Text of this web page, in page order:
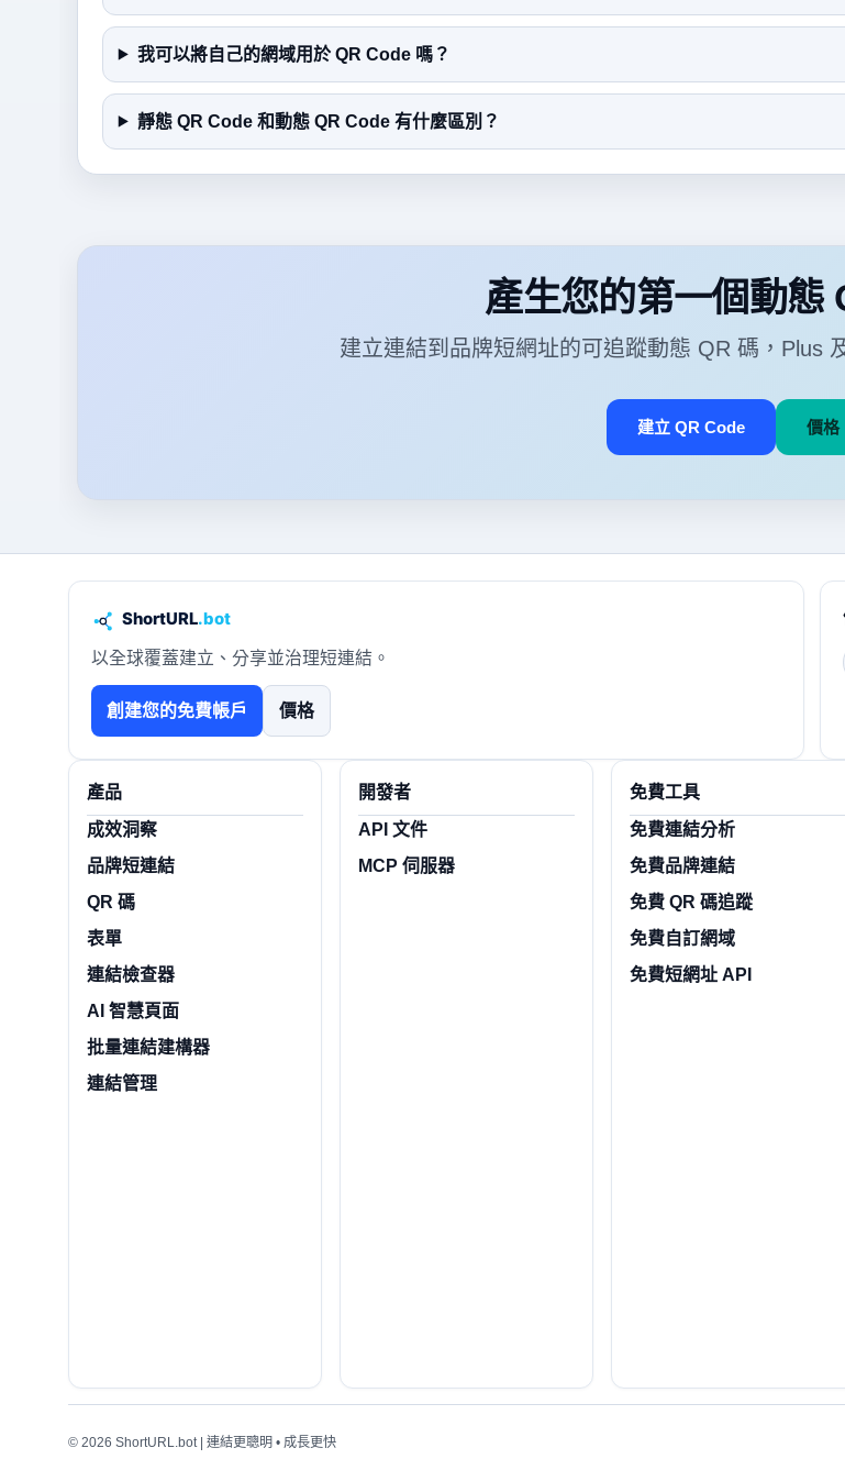
我可以將自己的網域用於 QR Code 嗎？
靜態 QR Code 和動態 QR Code 有什麼區別？
產生您的第一個動態
建立連結到品牌短網址的可追蹤動態 QR 碼，Plus
建立 QR Code 價格
以全球覆蓋建立、分享並治理短連結。
創建您的免費帳戶 價格
產品
成效洞察
品牌短連結
QR 碼
表單
連結檢查器
AI 智慧頁面
批量連結建構器
連結管理
開發者
API 文件
MCP 伺服器
免費工具
免費連結分析
免費品牌連結
免費 QR 碼追蹤
免費自訂網域
免費短網址 API
© 2026 ShortURL.bot | 連結更聰明 • 成長更快